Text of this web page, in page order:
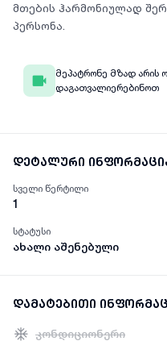
მთების ჰარმონიულად
პერსონა.
მეპატრონე მზად არის
დაგათვალიერებინოთ
დეტალური
სველი წერტილი
1
სტატუსი
ახალი აშენებული
დამატებითი
კონდიციონერი